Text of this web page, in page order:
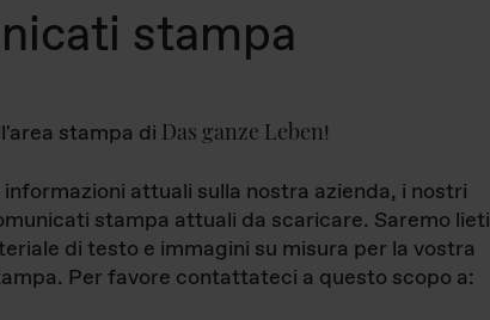
stampa
stampa di Das ganze Leben!
attuali sulla nostra azienda, i nostri
stampa attuali da scaricare. Saremo lieti
di testo e immagini su misura per la vostra
Per favore contattateci a questo scopo a: